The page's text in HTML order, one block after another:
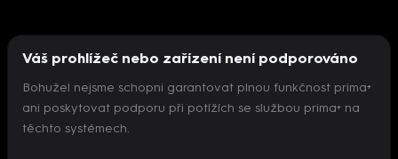
Nepodařilo se inicializovat přehrávač
Váš prohlížeč nebo zařízení není podporováno
Bohužel nejsme schopni garantovat plnou funkčnost prima+
ani poskytovat podporu při potížích se službou prima+ na
těchto systémech.